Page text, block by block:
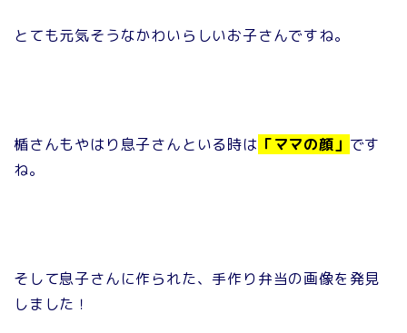
とても元気そうなかわいらしいお子さんですね。
楯さんもやはり息子さんといる時は 「ママの顔」 です
ね。
そして息子さんに作られた、手作り弁当の画像を発見
しました！